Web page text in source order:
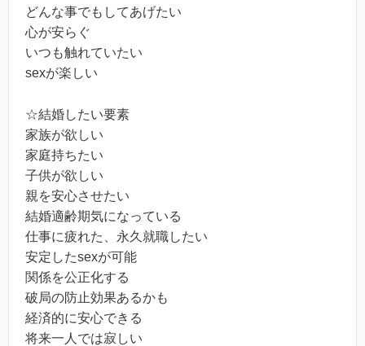
どんな事でもしてあげたい
心が安らぐ
いつも触れていたい
sexが楽しい
☆結婚したい要素
家族が欲しい
家庭持ちたい
子供が欲しい
親を安心させたい
結婚適齢期気になっている
仕事に疲れた、永久就職したい
安定したsexが可能
関係を公正化する
破局の防止効果あるかも
経済的に安心できる
将来一人では寂しい